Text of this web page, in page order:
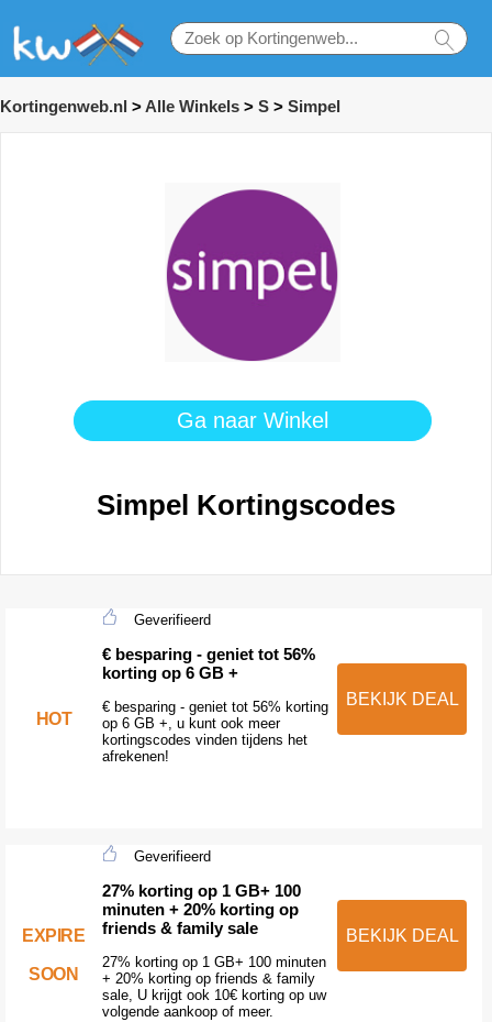
Kortingenweb.nl > Alle Winkels > S > Simpel
Ga naar Winkel
Simpel Kortingscodes
HOT
Geverifieerd
€ besparing - geniet tot 56%
korting op 6 GB +
€ besparing - geniet tot 56% korting
op 6 GB +, u kunt ook meer
kortingscodes vinden tijdens het
afrekenen!
BEKIJK DEAL
EXPIRE
SOON
Geverifieerd
27% korting op 1 GB+ 100
minuten + 20% korting op
friends & family sale
27% korting op 1 GB+ 100 minuten
+ 20% korting op friends & family
sale, U krijgt ook 10€ korting op uw
volgende aankoop of meer.
BEKIJK DEAL